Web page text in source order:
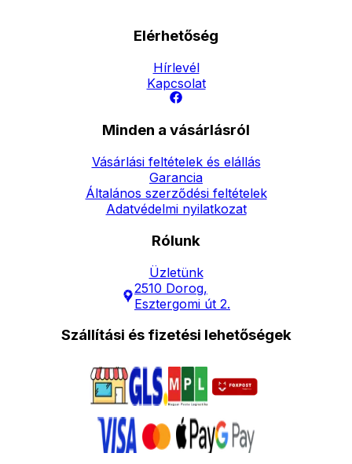
Elérhetőség
Hírlevél
Kapcsolat
Minden a vásárlásról
Vásárlási feltételek és elállás
Garancia
Általános szerződési feltételek
Adatvédelmi nyilatkozat
Rólunk
Üzletünk
2510 Dorog,
Esztergomi út 2.
Szállítási és fizetési lehetőségek